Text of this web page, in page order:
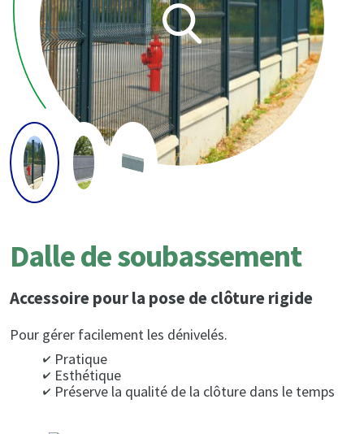
Dalle de soubassement
Accessoire pour la pose de clôture rigide
Pour gérer facilement les dénivelés.
Pratique
Esthétique
Préserve la qualité de la clôture dans le temps